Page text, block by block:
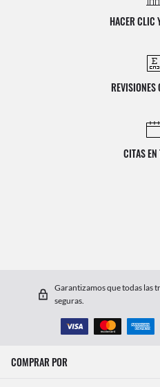
HACER CLIC
REVISIONES
CITAS
Garantizamos que todas las
seguras.
COMPRAR POR